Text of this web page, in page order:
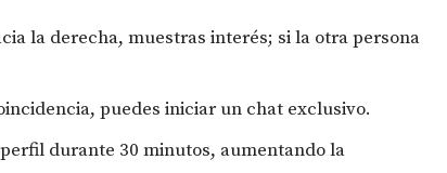
la derecha, muestras interés; si la otra persona
puedes iniciar un chat exclusivo.
durante 30 minutos, aumentando la